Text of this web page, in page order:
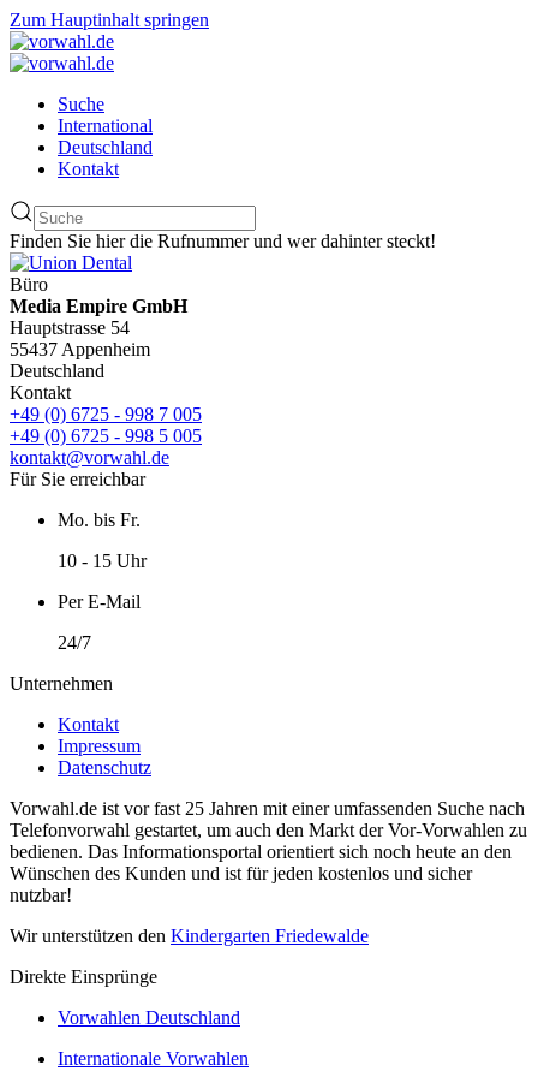
Zum Hauptinhalt springen
Suche
International
Deutschland
Kontakt
Finden Sie hier die Rufnummer und wer dahinter steckt!
Büro
Media Empire GmbH
Hauptstrasse 54
55437 Appenheim
Deutschland
Kontakt
+49 (0) 6725 - 998 7 005
+49 (0) 6725 - 998 5 005
kontakt@vorwahl.de
Für Sie erreichbar
Mo. bis Fr.
10 - 15 Uhr
Per E-Mail
24/7
Unternehmen
Kontakt
Impressum
Datenschutz
Vorwahl.de ist vor fast 25 Jahren mit einer umfassenden Suche nach
Telefonvorwahl gestartet, um auch den Markt der Vor-Vorwahlen zu
bedienen. Das Informationsportal orientiert sich noch heute an den
Wünschen des Kunden und ist für jeden kostenlos und sicher
nutzbar!
Wir unterstützen den Kindergarten Friedewalde
Direkte Einsprünge
Vorwahlen Deutschland
Internationale Vorwahlen